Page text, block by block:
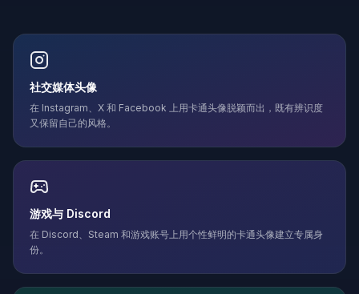
社交媒体头像
在 Instagram、X 和 Facebook 上用卡通头像脱颖而出，既有辨识度
又保留自己的风格。
游戏与 Discord
在 Discord、Steam 和游戏账号上用个性鲜明的卡通头像建立专属身
份。